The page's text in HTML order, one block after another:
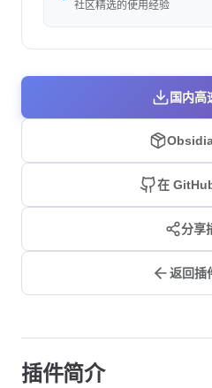
社区精选的使用经验
国内高
在
分享
返回插
插件简介